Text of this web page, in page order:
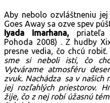
Aby nebolo ozvláštneniu
Goes Away sa ozve spev
Iyada Imarhana, priateľa
Pohoda 2008) . Z hudby
presne vedia, čo chcú robiť.
sme si neboli istí, čo
Vytvárame atmosféru
zvuk. Nachádza sa v našich
jej rozľahlých priestorov.
žije, čo z nej robí úžasnú